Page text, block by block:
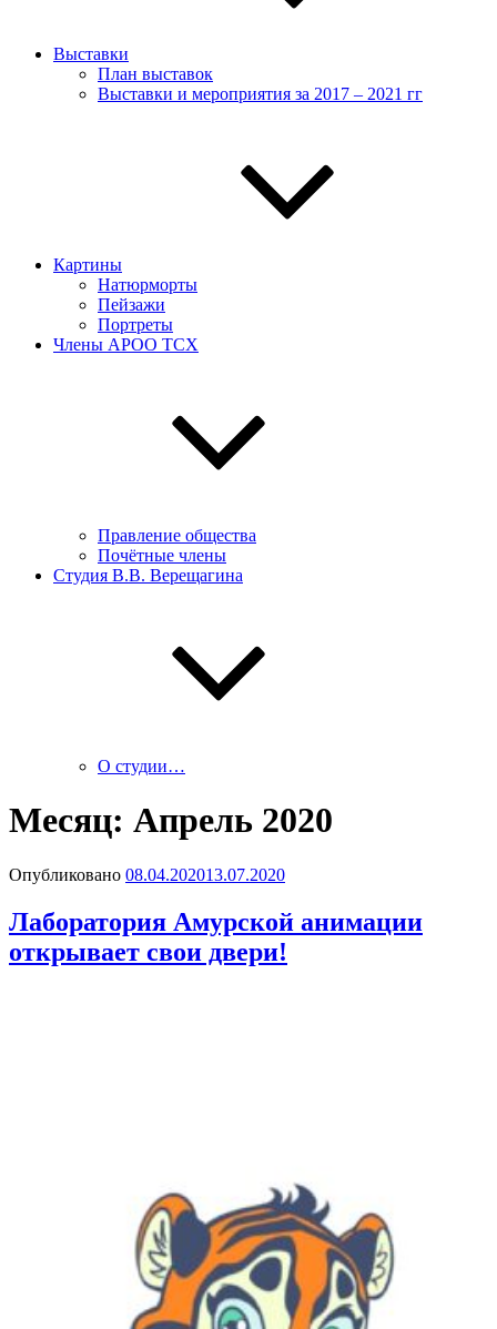
Выставки
План выставок
Выставки и мероприятия за 2017 – 2021 гг
Картины
Натюрморты
Пейзажи
Портреты
Члены АРОО ТСХ
Правление общества
Почётные члены
Студия В.В. Верещагина
О студии…
Месяц: Апрель 2020
Опубликовано 08.04.202013.07.2020
Лаборатория Амурской анимации
открывает свои двери!